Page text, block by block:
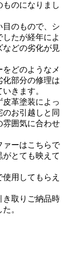
のになりまし
目のもので、シ
たが経年によ
などの劣化が見
どのようなメ
化部分の修理は
きます。
革塗装によっ
お引越しと同
雰囲気に合わせ
ァーはこちらで
とても映えて
用してもらえ
き取りご納品時
。